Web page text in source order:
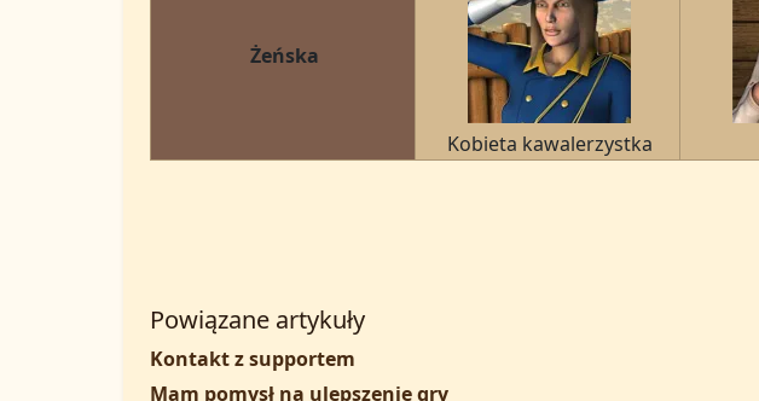
Żeńska
Kobieta kawalerzystka
Powiązane artykuły
Kontakt z supportem
Mam pomysł na ulepszenie gry